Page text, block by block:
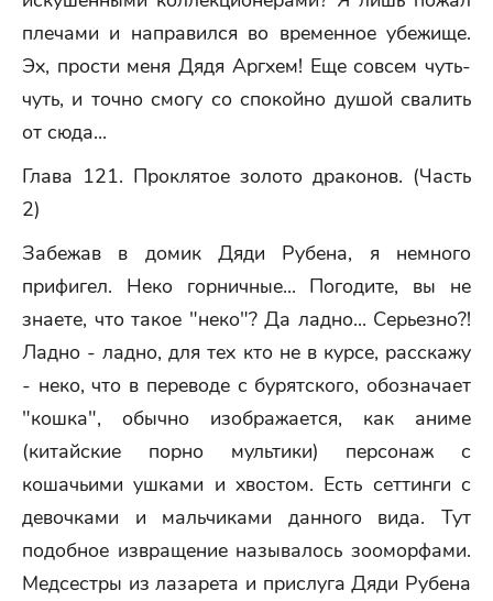
плечами и направился во временное убежище.
Эх, прости меня Дядя Аргхем! Еще совсем чуть-
чуть, и точно смогу со спокойно душой свалить
от сюда...
Глава 121. Проклятое золото драконов. (Часть
2)
Забежав в домик Дяди Рубена, я немного
прифигел. Неко горничные... Погодите, вы не
знаете, что такое "неко"? Да ладно... Серьезно?!
Ладно - ладно, для тех кто не в курсе, расскажу
- неко, что в переводе с бурятского, обозначает
"кошка", обычно изображается, как аниме
(китайские порно мультики) персонаж с
кошачьими ушками и хвостом. Есть сеттинги с
девочками и мальчиками данного вида. Тут
подобное извращение называлось зооморфами.
Медсестры из лазарета и прислуга Дяди Рубена